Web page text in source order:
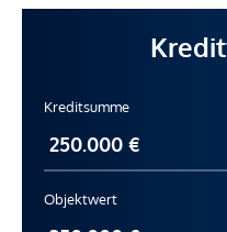
Kreditsumme
Objektwert